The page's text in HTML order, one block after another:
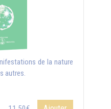
de la nature
autres.